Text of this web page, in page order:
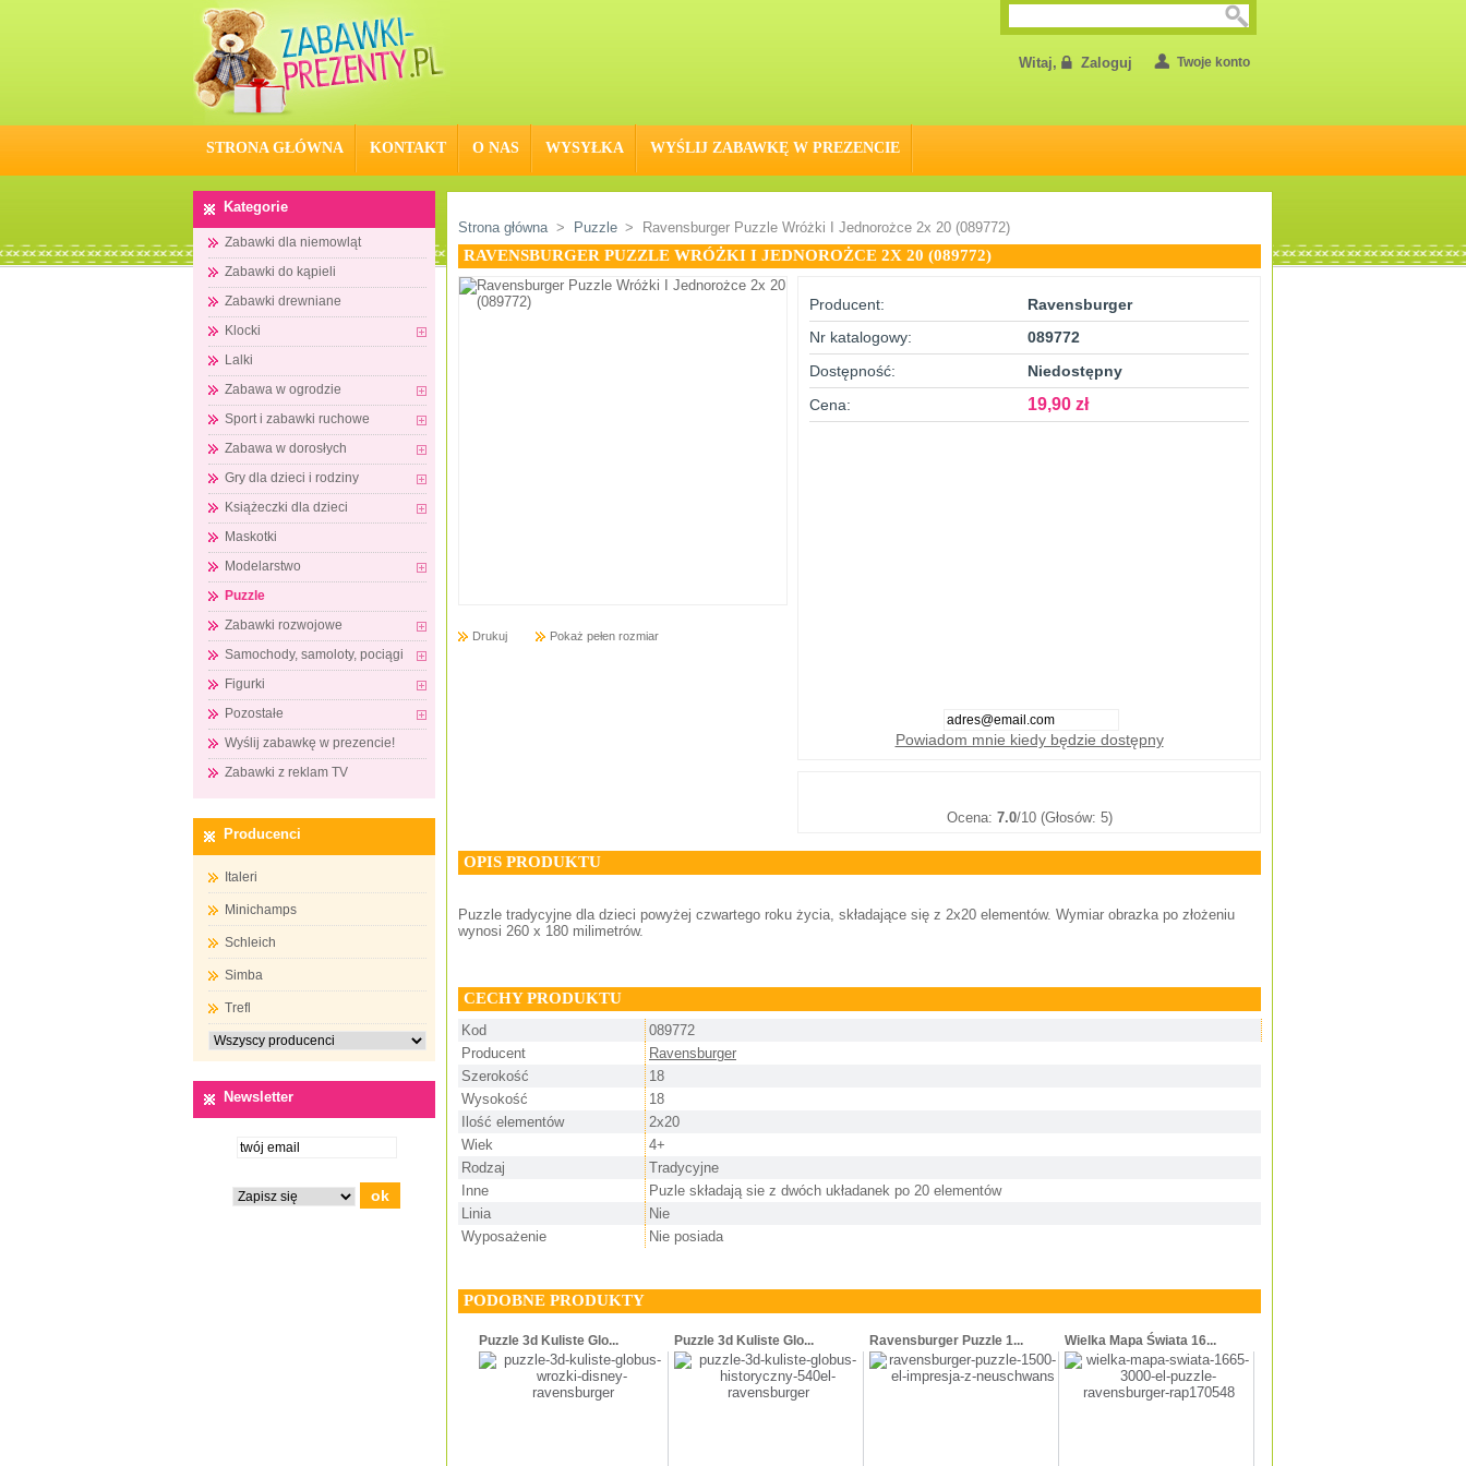
STRONA GŁÓWNA KONTAKT O NAS WYSYŁKA WYŚLIJ ZABAWKĘ W PREZENCIE
Twoje konto
Witaj, Zaloguj
Kategorie
Zabawki dla niemowląt
Zabawki do kąpieli
Zabawki drewniane
Klocki
Lalki
Zabawa w ogrodzie
Sport i zabawki ruchowe
Zabawa w dorosłych
Gry dla dzieci i rodziny
Książeczki dla dzieci
Maskotki
Modelarstwo
Puzzle
Zabawki rozwojowe
Samochody, samoloty, pociągi
Figurki
Pozostałe
Wyślij zabawkę w prezencie!
Zabawki z reklam TV
Producenci
Italeri
Minichamps
Schleich
Simba
Trefl
Newsletter
Strona główna > Puzzle > Ravensburger Puzzle Wróżki I Jednorożce 2x 20 (089772)
RAVENSBURGER PUZZLE WRÓŻKI I JEDNOROŻCE 2X 20 (089772)
Drukuj Pokaż pełen rozmiar
Producent:
Ravensburger
Nr katalogowy:
089772
Dostępność:
Niedostępny
Cena:
19,90 zł
Powiadom mnie kiedy będzie dostępny
Ocena: 7.0/10 (Głosów: 5)
OPIS PRODUKTU
Puzzle tradycyjne dla dzieci powyżej czwartego roku życia, składające się z 2x20 elementów. Wymiar obrazka po złożeniu
wynosi 260 x 180 milimetrów.
CECHY PRODUKTU
Kod
089772
Producent
Ravensburger
Szerokość
18
Wysokość
18
Ilość elementów
2x20
Wiek
4+
Rodzaj
Tradycyjne
Inne
Puzle składają sie z dwóch układanek po 20 elementów
Linia
Nie
Wyposażenie
Nie posiada
PODOBNE PRODUKTY
Puzzle 3d Kuliste Glo... Puzzle 3d Kuliste Glo... Ravensburger Puzzle 1... Wielka Mapa Świata 16...